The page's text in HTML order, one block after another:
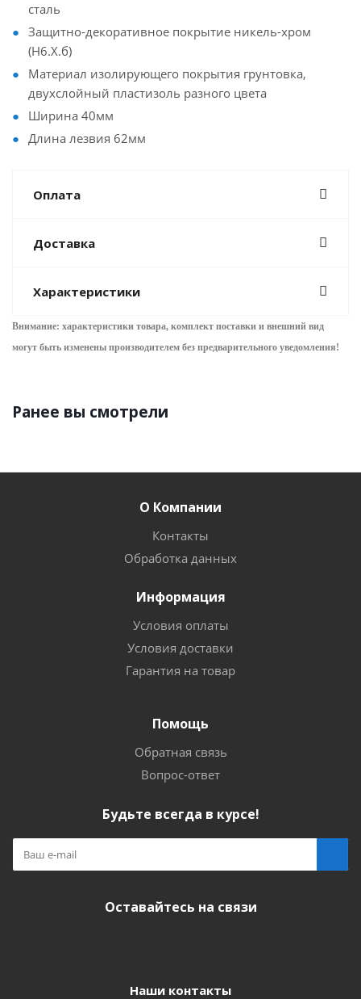
сталь
Защитно-декоративное покрытие никель-хром
(Н6.Х.б)
Материал изолирующего покрытия грунтовка,
двухслойный пластизоль разного цвета
Ширина 40мм
Длина лезвия 62мм
Оплата
Доставка
Характеристики
Внимание: характеристики товара, комплект поставки и внешний вид
могут быть изменены производителем без предварительного уведомления!
Ранее вы смотрели
О Компании
Контакты
Обработка данных
Информация
Условия оплаты
Условия доставки
Гарантия на товар
Помощь
Обратная связь
Вопрос-ответ
Будьте всегда в курсе!
Оставайтесь на связи
Наши контакты